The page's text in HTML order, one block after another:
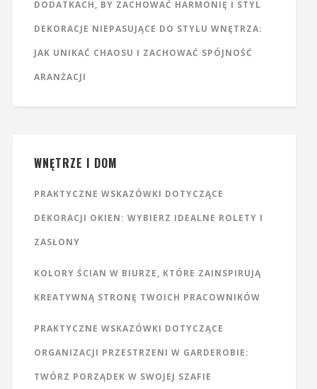
DODATKACH, BY ZACHOWAĆ HARMONIĘ I STYL
DEKORACJE NIEPASUJĄCE DO STYLU WNĘTRZA:
JAK UNIKAĆ CHAOSU I ZACHOWAĆ SPÓJNOŚĆ
ARANŻACJI
WNĘTRZE I DOM
PRAKTYCZNE WSKAZÓWKI DOTYCZĄCE
DEKORACJI OKIEN: WYBIERZ IDEALNE ROLETY I
ZASŁONY
KOLORY ŚCIAN W BIURZE, KTÓRE ZAINSPIRUJĄ
KREATYWNĄ STRONĘ TWOICH PRACOWNIKÓW
PRAKTYCZNE WSKAZÓWKI DOTYCZĄCE
ORGANIZACJI PRZESTRZENI W GARDEROBIE:
TWÓRZ PORZĄDEK W SWOJEJ SZAFIE